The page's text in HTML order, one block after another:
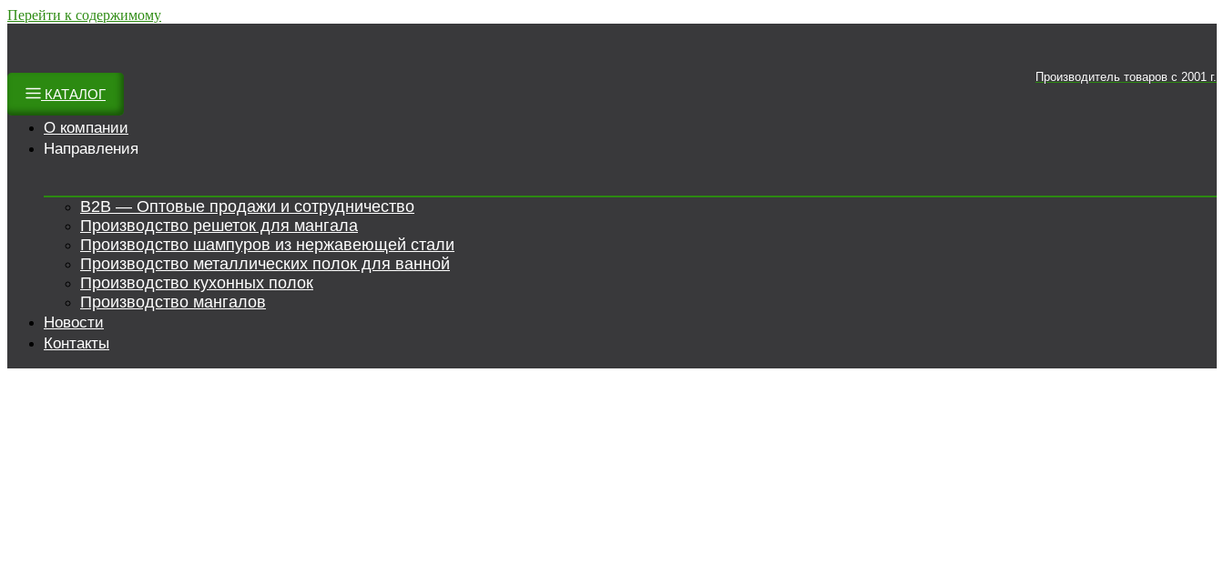
Перейти к содержимому
Производитель товаров c 2001 г.
КАТАЛОГ
О компании
Направления
B2B — Оптовые продажи и сотрудничество
Производство решеток для мангала
Производство шампуров из нержавеющей стали
Производство металлических полок для ванной
Производство кухонных полок
Производство мангалов
Новости
Контакты